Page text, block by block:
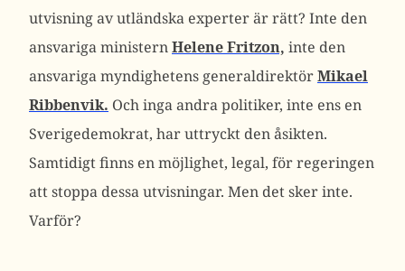
utvisning av utländska experter är rätt? Inte den
ansvariga ministernHelene Fritzon, inte den
ansvariga myndighetens generaldirektörMikael
Ribbenvik. Och inga andra politiker, inte ens en
Sverigedemokrat, har uttryckt den åsikten.
Samtidigt finns en möjlighet, legal, för regeringen
att stoppa dessa utvisningar. Men det sker inte.
Varför?